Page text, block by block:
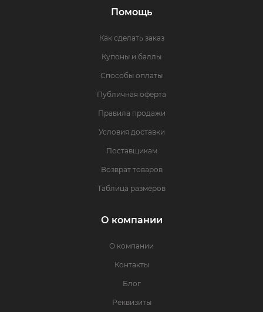
Помощь
Как сделать заказ
Купоны и баллы
Способы оплаты
Публичная оферта
Правила продажи
Условия доставки
Поставщикам
Возврат товаров
Таблица размеров
О компании
О компании
Контакты
Блог
Реквизиты